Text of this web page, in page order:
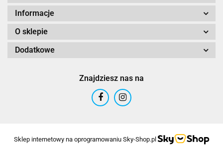
Informacje
O sklepie
Dodatkowe
Znajdziesz nas na
Sklep internetowy na oprogramowaniu Sky-Shop.pl